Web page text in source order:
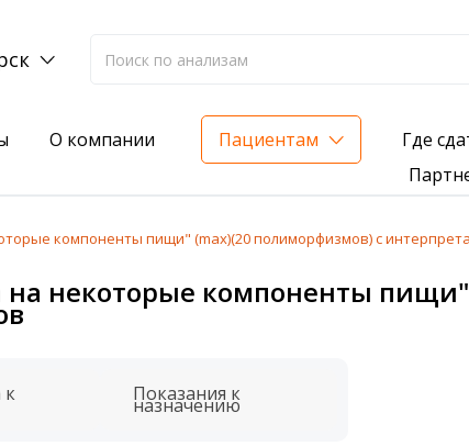
О компании Пациентам
Где
на жирорастворимые витамины — всего 3
вашего здоровья
компоненты пищи" (max)(20 полиморфизмов) с
на некоторые компоненты
к Показания к
назначению